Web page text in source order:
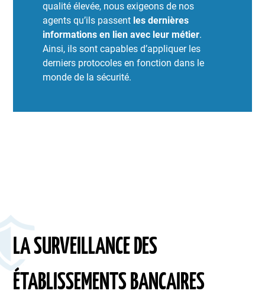
qualité élevée, nous exigeons de nos
agents qu’ils passent les dernières
informations en lien avec leur métier.
Ainsi, ils sont capables d’appliquer les
derniers protocoles en fonction dans le
monde de la sécurité.
LA SURVEILLANCE DES
ÉTABLISSEMENTS BANCAIRES